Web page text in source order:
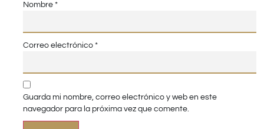
Nombre *
Correo electrónico *
Guarda mi nombre, correo electrónico y web en este
navegador para la próxima vez que comente.